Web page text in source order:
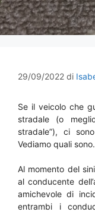
29/09/2022 di
Se il veicolo che
stradale (o
stradale”), ci
Vediamo quali sono.
Al momento del
al conducente
amichevole di
entrambi i